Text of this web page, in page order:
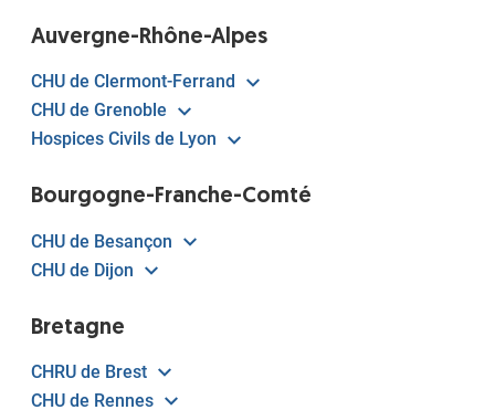
Auvergne-Rhône-Alpes
CHU de Clermont-Ferrand
CHU de Grenoble
Hospices Civils de Lyon
Bourgogne-Franche-Comté
CHU de Besançon
CHU de Dijon
Bretagne
CHRU de Brest
CHU de Rennes